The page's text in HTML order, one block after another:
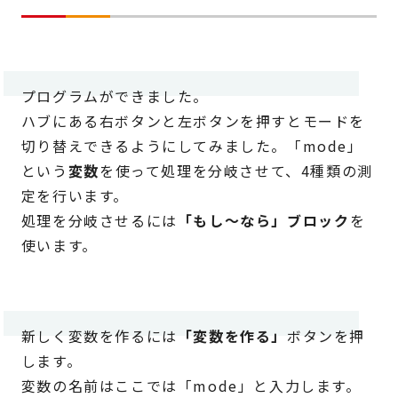
プログラムができました。
ハブにある右ボタンと左ボタンを押すとモードを
切り替えできるようにしてみました。「mode」
という 変数を使って処理を分岐させて、4種類の測
定を行います。
処理を分岐させるには 「もし～なら」ブロックを
使います。
新しく変数を作るには 「変数を作る」 ボタンを押
します。
変数の名前はここでは「mode」と入力します。